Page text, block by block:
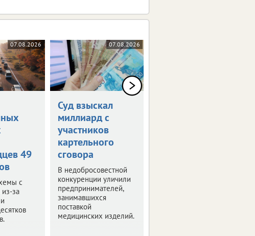
07.08.2026
49
с
из-за
07.08.2026
Суд взыскал
миллиард с
участников
картельного
сговора
В недобросовестной
конкуренции уличили
предпринимателей,
занимавшихся
поставкой
медицинских изделий.